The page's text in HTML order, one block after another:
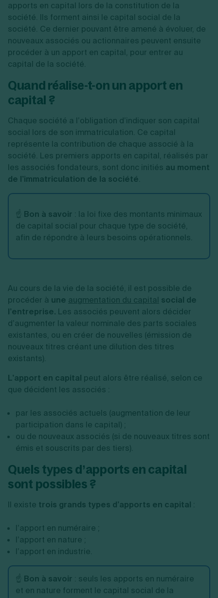
apports en capital lors de la constitution de la
société. Ils forment ainsi le capital social de la
société. Ce dernier pouvant être amené à évoluer, de
nouveaux associés ou actionnaires peuvent ensuite
procéder à un apport en capital, pour entrer au
capital de la société.
Quand réalise-t-on un apport en
capital ?
Chaque société a l’obligation d’indiquer son capital
social lors de son immatriculation. Ce capital
représente la contribution de chaque associé à la
société. Les premiers apports en capital, réalisés par
les associés fondateurs, sont donc initiés au moment
de l’immatriculation de la société.
☝️ Bon à savoir : la loi fixe des montants minimaux
de capital social pour chaque type de société,
afin de répondre à leurs besoins opérationnels.
Au cours de la vie de la société, il est possible de
procéder à une augmentation du capital social de
l’entreprise. Les associés peuvent alors décider
d’augmenter la valeur nominale des parts sociales
existantes, ou en créer de nouvelles (émission de
nouveaux titres créant une dilution des titres
existants).
L’apport en capital peut alors être réalisé, selon ce
que décident les associés :
par les associés actuels (augmentation de leur
participation dans le capital) ;
ou de nouveaux associés (si de nouveaux titres sont
émis et souscrits par des tiers).
Quels types d’apports en capital
sont possibles ?
Il existe trois grands types d’apports en capital :
l’apport en numéraire ;
l’apport en nature ;
l’apport en industrie.
☝️ Bon à savoir : seuls les apports en numéraire
et en nature forment le capital social de la